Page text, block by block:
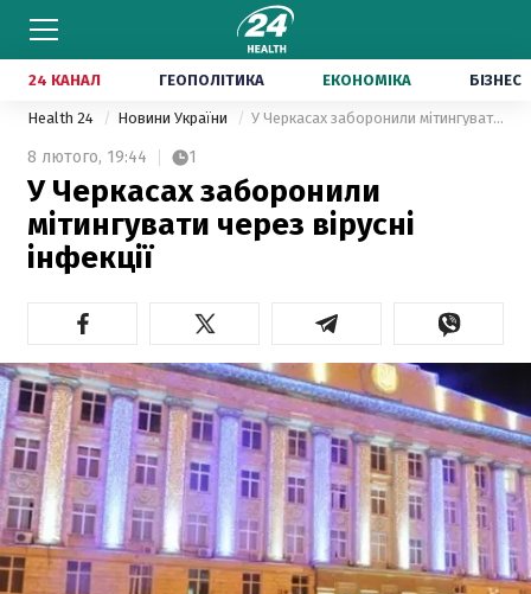
24 КАНАЛ ГЕОПОЛІТИКА ЕКОНОМІКА БІЗНЕС
Health 24 Новини України У Черкасах заборонили мітингувати через вірусні інфекції
8 лютого, 19:44 1
У Черкасах заборонили
мітингувати через вірусні
інфекції